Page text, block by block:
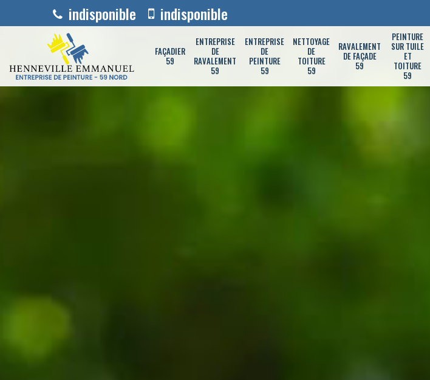
indisponible indisponible
FAÇADIER
59
ENTREPRISE
DE
RAVALEMENT
59
ENTREPRISE
DE
PEINTURE
59
NETTOYAGE
DE
TOITURE
59
RAVALEMENT
DE FAÇADE
59
PEINTURE
SUR TUILE
ET
TOITURE
59